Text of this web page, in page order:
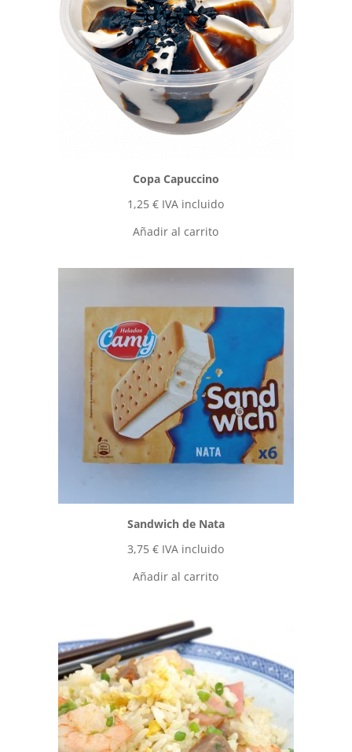
Copa Capuccino
1,25€ IVA incluido
Añadir al carrito
Sandwich de Nata
3,75€ IVA incluido
Añadir al carrito